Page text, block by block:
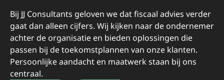
Bij JJ Consultants geloven we dat fiscaal advies verder
gaat dan alleen cijfers. Wij kijken naar de ondernemer
achter de organisatie en bieden oplossingen die
passen bij de toekomstplannen van onze klanten.
Persoonlijke aandacht en maatwerk staan bij ons
centraal.